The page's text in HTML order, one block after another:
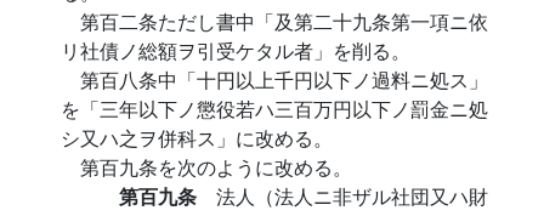
第百二条ただし書中「及第二十九条第一項ニ依
リ社債ノ総額ヲ引受ケタル者」を削る。
第百八条中「十円以上千円以下ノ過料ニ処ス」
を「三年以下ノ懲役若ハ三百万円以下ノ罰金ニ処
シ又ハ之ヲ併科ス」に改める。
第百九条を次のように改める。
第百九条 法人（法人ニ非ザル社団又ハ財